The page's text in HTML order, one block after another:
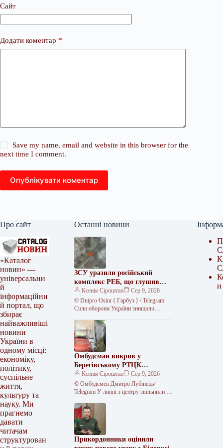
Сайт
Додати коментар *
Save my name, email and website in this browser for the
next time I comment.
Опублікувати коментар
Про сайт
«Каталог
новин» —
універсальни
й
інформаційни
й портал, що
збирає
найважливіші
новини
України в
одному місці:
економіку,
політику,
суспільне
життя,
культуру та
науку. Ми
прагнемо
давати
читачам
структурован
Останні новини
ЗСУ уразили російський
комплекс РЕБ, що глушив
Starlink
Ксенія Сіроштан
Сер 9, 2026
© Dnipro Osint ⟨ Гарбуз ⟩ / Telegram
Сили оборони України знищили
боротьби «Волна Купол Гарант» на…
Омбудсман викрив у
Берегівському РТЦК
незаконне скасування
відстрочок та утримання
громадян
Ксенія Сіроштан
Сер 9, 2026
© Омбудсмен Дмитро Лубінець/
Telegram У липні з центру звільнили 11
утримували протиправно.
Представник омбудсмана…
Прикордонники оцінили
и